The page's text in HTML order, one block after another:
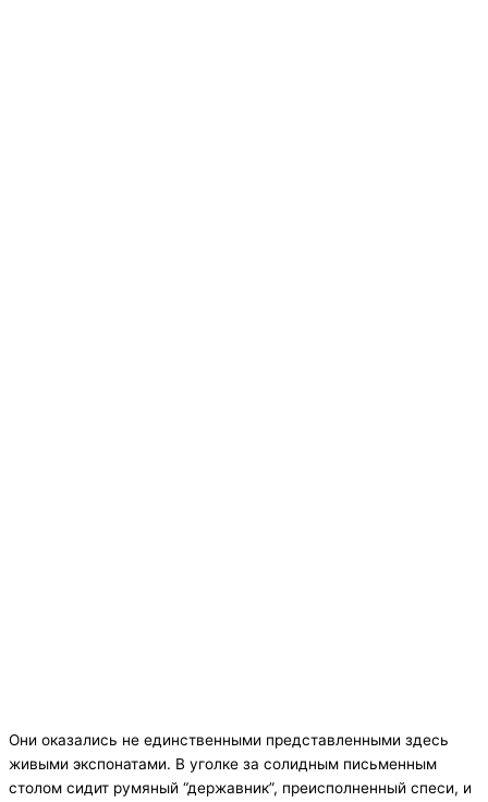
Они оказались не единственными представленными здесь
живыми экспонатами. В уголке за солидным письменным
столом сидит румяный “державник”, преисполненный спеси, и